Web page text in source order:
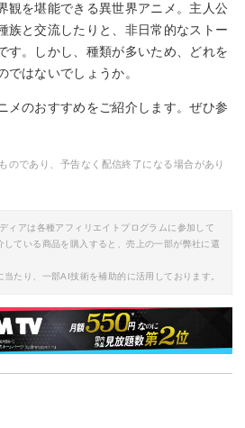
観を堪能できる異世界アニメ。主人公
族と交流したりと、非日常的なストー
す。しかし、種類が多いため、どれを
はないでしょうか。
メのおすすめをご紹介します。ぜひ参
のであり、予告なく配信終了になる場合があり
ィアは各種アフィリエイトプログラムに参加して
している商品を購入すると、売上の一部が弊社に還
たり、一部AI技術を補助的に活用しております。